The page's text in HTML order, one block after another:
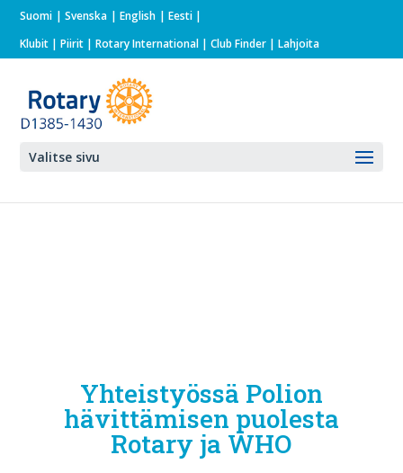
Suomi Svenska English
Eesti
Klubit |Piirit |Rotary International | Club Finder | Lahjoita
Valitse sivu
Yhteistyössä Polion
hävittämisen puolesta
Rotary ja WHO